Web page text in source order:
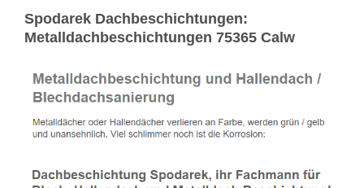
Spodarek Dachbeschichtungen:
Metalldachbeschichtungen 75365 Calw